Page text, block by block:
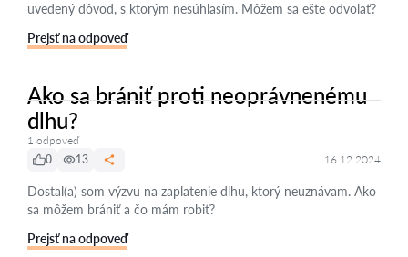
uvedený dôvod, s ktorým nesúhlasím. Môžem sa ešte odvolať?
Prejsť na odpoveď
Ako sa brániť proti neoprávnenému
dlhu?
1 odpoveď
0
13 16.12.2024
Dostal(a) som výzvu na zaplatenie dlhu, ktorý neuznávam. Ako
sa môžem brániť a čo mám robiť?
Prejsť na odpoveď